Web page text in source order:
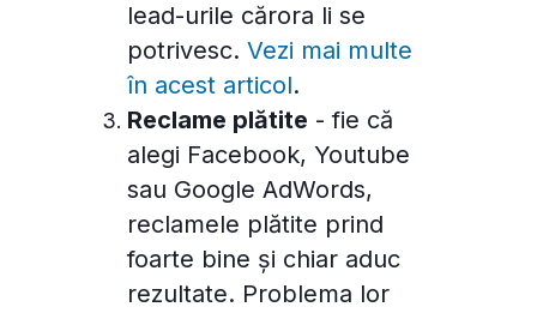
lead-urile cărora li se
potrivesc. Vezi mai multe
în acest articol.
Reclame plătite - fie că
alegi Facebook, Youtube
sau Google AdWords,
reclamele plătite prind
foarte bine și chiar aduc
rezultate. Problema lor